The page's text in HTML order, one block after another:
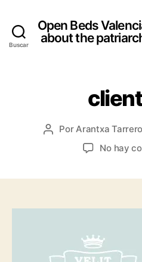
Buscar
Open Beds
about the
Autor
PorArantxa Tarrero
No hay